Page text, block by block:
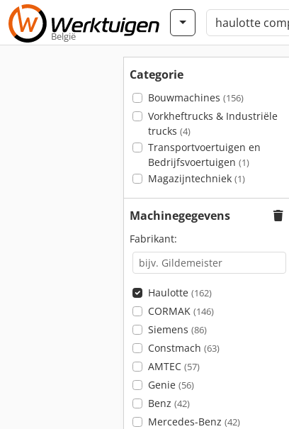
België
Categorie
Bouwmachines (156)
Vorkheftrucks & Industriële
trucks (4)
Transportvoertuigen en
Bedrijfsvoertuigen (1)
Magazijntechniek (1)
Machinegegevens
Fabrikant:
Haulotte (162)
CORMAK (146)
Siemens (86)
Constmach (63)
AMTEC (57)
Genie (56)
Benz (42)
Mercedes-Benz (42)